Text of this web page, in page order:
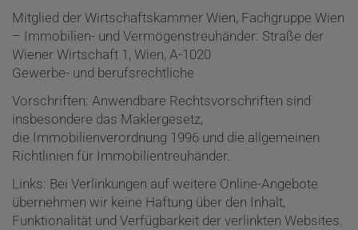
Mitglied der Wirtschaftskammer Wien, Fachgruppe Wien
– Immobilien- und Vermögenstreuhänder: Straße der
Wiener Wirtschaft 1, Wien, A-1020
Gewerbe- und berufsrechtliche
Vorschriften: Anwendbare Rechtsvorschriften sind
insbesondere das Maklergesetz,
die Immobilienverordnung 1996 und die allgemeinen
Richtlinien für Immobilientreuhänder.
Links: Bei Verlinkungen auf weitere Online-Angebote
übernehmen wir keine Haftung über den Inhalt,
Funktionalität und Verfügbarkeit der verlinkten Websites.